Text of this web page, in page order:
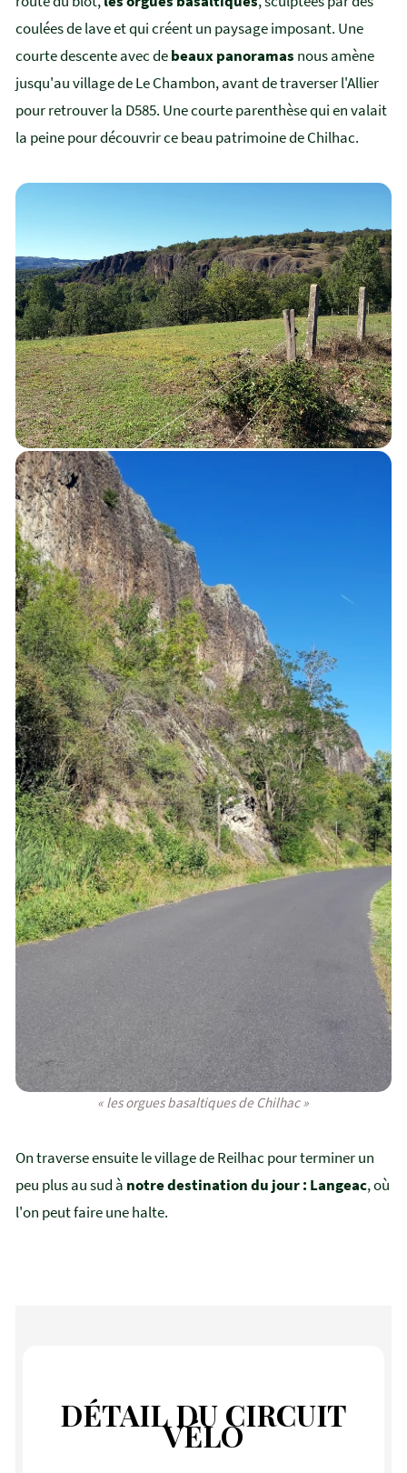
coulées de lave et qui créent un paysage imposant. Une
courte descente avec debeaux panoramas nous amène
jusqu'au village de Le Chambon, avant de traverser l'Allier
pour retrouver la D585. Une courte parenthèse qui en valait
la peine pour découvrir ce beau patrimoine de Chilhac.
« les orgues basaltiques de Chilhac »
On traverse ensuite le village de Reilhac pour terminer un
peu plus au sud à notre destination du jour : Langeac, où
l'on peut faire une halte.
DÉTAIL DU CIRCUIT
VÉLO